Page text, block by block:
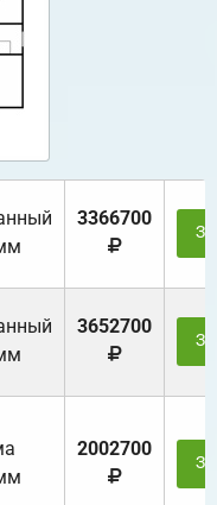
3366700
3652700
2002700